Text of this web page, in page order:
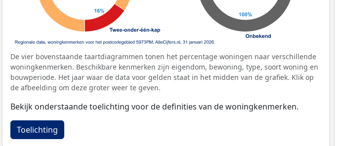
De vier bovenstaande taartdiagrammen tonen het percentage woningen naar verschillende
woningkenmerken. Beschikbare kenmerken zijn eigendom, bewoning, type, soort woning en
bouwperiode. Het jaar waar de data voor gelden staat in het midden van de grafiek. Klik op
de afbeelding om deze groter weer te geven.
Bekijk onderstaande toelichting voor de definities van de woningkenmerken.
Toelichting